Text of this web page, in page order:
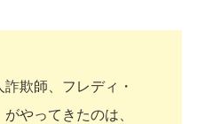
欺師、フレディ・
やってきたのは、